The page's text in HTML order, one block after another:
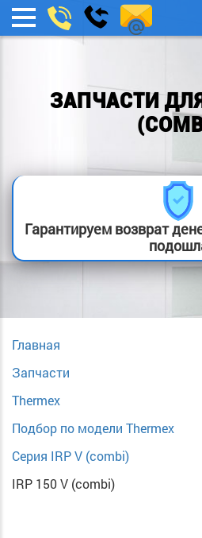
МЕНЮ
звонок
ЗАПЧАСТИ
Гарантируем возврат
Главная
Запчасти
Thermex
Подбор по модели Thermex
Серия IRP V (combi)
IRP 150 V (combi)